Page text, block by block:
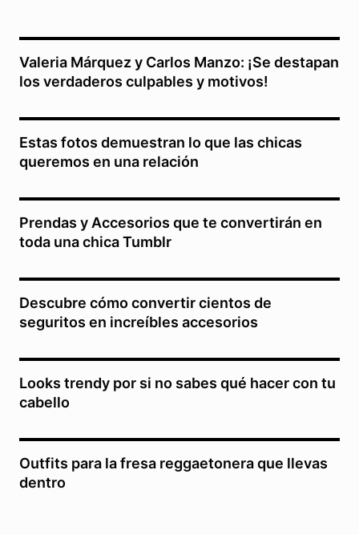
Valeria Márquez y Carlos Manzo: ¡Se destapan
los verdaderos culpables y motivos!
Estas fotos demuestran lo que las chicas
queremos en una relación
Prendas y Accesorios que te convertirán en
toda una chica Tumblr
Descubre cómo convertir cientos de
seguritos en increíbles accesorios
Looks trendy por si no sabes qué hacer con tu
cabello
Outfits para la fresa reggaetonera que llevas
dentro